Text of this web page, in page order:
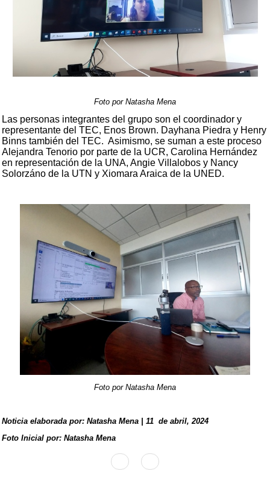
Foto por Natasha Mena
Las personas integrantes del grupo son el coordinador y
representante del TEC, Enos Brown. Dayhana Piedra y Henry
Binns también del TEC. Asimismo, se suman a este proceso
Alejandra Tenorio por parte de la UCR, Carolina Hernández
en representación de la UNA, Angie Villalobos y Nancy
Solorzáno de la UTN y Xiomara Araica de la UNED.
Foto por Natasha Mena
Noticia elaborada por: Natasha Mena | 11 de abril, 2024
Foto Inicial por: Natasha Mena